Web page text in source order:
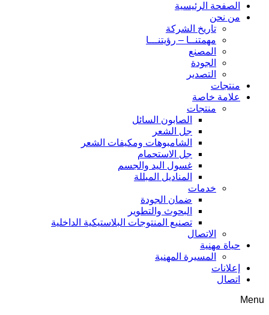
الصفحة الرئيسية
من نحن
تاريخ الشركة
مهمتنــا – رؤيتنـــا
المصنع
الجودة
التصدير
منتجات
علامة خاصة
منتجات
الصابون السائل
جل الشعر
الشامبوهات ومكيفات الشعر
جل الاستحمام
غسول اليد والجسم
المناديل المبللة
خدمات
ضمان الجودة
البحوث والتطوير
تصنيع المنتوجات البلاستيكية الداخلية
الاتصال
حياة مهنية
المسيرة المهنية
إعلانات
اتصال
Menu